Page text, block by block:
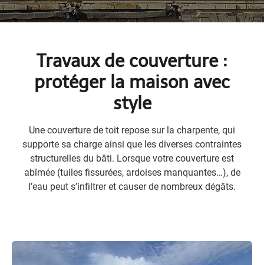
Travaux de couverture :
protéger la maison avec
style
Une couverture de toit repose sur la charpente, qui
supporte sa charge ainsi que les diverses contraintes
structurelles du bâti. Lorsque votre couverture est
abîmée (tuiles fissurées, ardoises manquantes…), de
l’eau peut s’infiltrer et causer de nombreux dégâts.